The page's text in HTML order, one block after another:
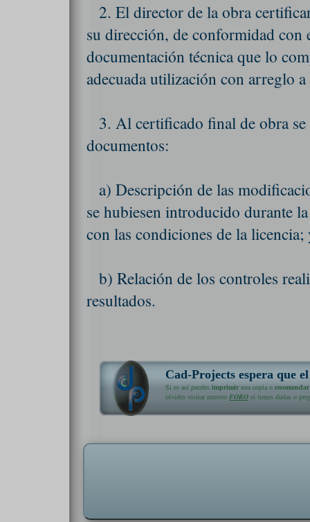
2. El director de la obra
su dirección, de conformidad
documentación técnica que lo
adecuada utilización con arreglo
3. Al certificado final de obra
documentos:
a) Descripción de las
se hubiesen introducido durante
con las condiciones de la licencia;
b) Relación de los controles
resultados.
Cad-Projects espera que
Si es así puedes imprimiruna copia o recomendar
olvides visitar nuestro FORO si tienes dudas o